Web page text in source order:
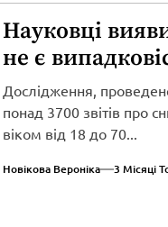
Науковці
не є
Дослідження,
понад 3700 звітів про
віком від 18 до 70...
Новікова Вероніка 3 Місяці